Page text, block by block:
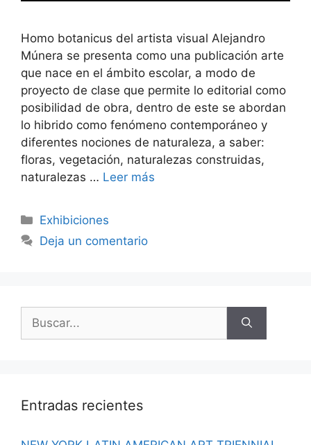
Homo botanicus del artista visual Alejandro
Múnera se presenta como una publicación arte
que nace en el ámbito escolar, a modo de
proyecto de clase que permite lo editorial como
posibilidad de obra, dentro de este se abordan
lo hibrido como fenómeno contemporáneo y
diferentes nociones de naturaleza, a saber:
floras, vegetación, naturalezas construidas,
naturalezas … Leer más
Categorías
Exhibiciones
Deja un comentario
Entradas recientes